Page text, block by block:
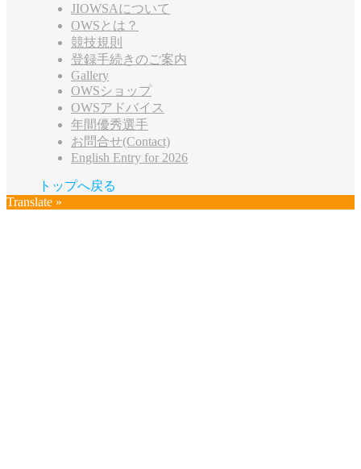
JIOWSAについて
OWSとは？
競技規則
登録手続きのご案内
Gallery
OWSショップ
OWSアドバイス
年間優秀選手
お問合せ(Contact)
English Entry for 2026
トップへ戻る
Translate »